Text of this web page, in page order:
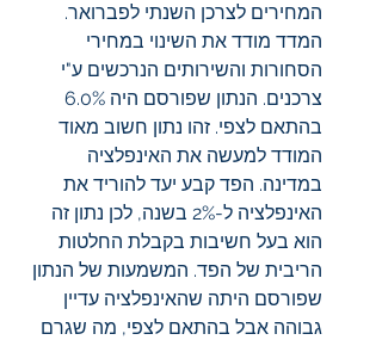
המחירים לצרכן השנתי לפברואר.
המדד מודד את השינוי במחירי
הסחורות והשירותים הנרכשים ע"י
בהתאם לצפי. זהו נתון חשוב מאוד
המודד למעשה את האינפלציה
במדינה. הפד קבע יעד להוריד את
האינפלציה ל-2% בשנה, לכן נתון זה
הוא בעל חשיבות בקבלת החלטות
הריבית של הפד. המשמעות של הנתון
שפורסם היתה שהאינפלציה עדיין
גבוהה אבל בהתאם לצפי, מה שגרם